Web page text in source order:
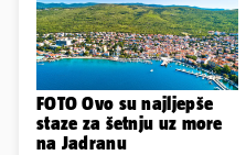
FOTO Ovo su najljepše
staze za šetnju uz more
na Jadranu